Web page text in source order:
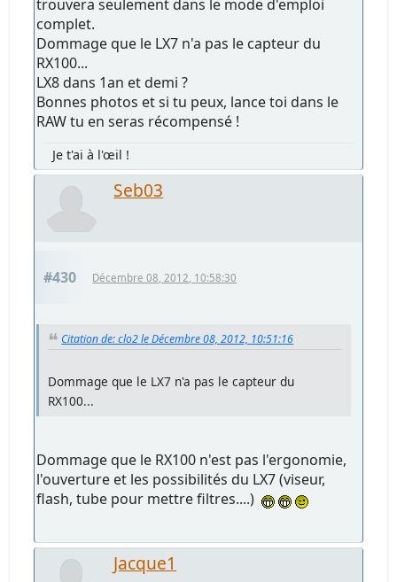
trouvera seulement dans le mode d'emploi
complet.
Dommage que le LX7 n'a pas le capteur du
RX100...
LX8 dans 1an et demi ?
Bonnes photos et si tu peux, lance toi dans le
RAW tu en seras récompensé !
Je t'ai à l'œil !
Seb03
#430 Décembre 08, 2012, 10:58:30
Citation de: clo2 le Décembre 08, 2012, 10:51:16
Dommage que le LX7 n'a pas le capteur du
RX100...
Dommage que le RX100 n'est pas l'ergonomie,
l'ouverture et les possibilités du LX7 (viseur,
flash, tube pour mettre filtres....)
Jacque1